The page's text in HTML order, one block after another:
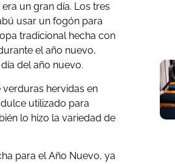
un gran día. Los tres
usar un fogón para
tradicional hecha con
el año nuevo,
del año nuevo.
hervidas en
utilizado para
lo hizo la variedad de
para el Año Nuevo, ya